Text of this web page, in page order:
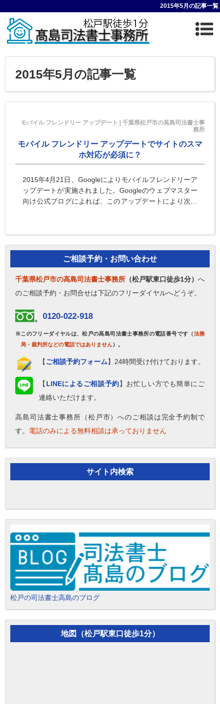
2015年5月の記事一覧
2015年5月の記事一覧
モバイル フレンドリー アップデート | 千葉県松戸市の高島司法書士事
務所
モバイル フレンドリー アップデートでサイトのスマ
ホ対応が必須に？
2015年4月21日、Googleによりモバイルフレンドリーア
ップデートが実施されました。Googleのウェブマスター
向け公式ブログによれば、このアップデートにより次の
ご相談予約・お問い合わせ
千葉県松戸市の高島司法書士事務所 （松戸駅東口徒歩1分） へ
のご相談予約・お問合せは下記のフリーダイヤルへどうぞ。
0120-022-918
※このフリーダイヤルは、松戸の高島司法書士事務所の電話番号です（法務
局・裁判所などの電話ではありません）。
【ご相談予約フォーム】24時間受け付けております。
【 LINEによるご相談予約】お忙しい方でも簡単にご
連絡いただけます。
高島司法書士事務所（松戸市）へのご相談は完全予約制で
す。 電話のみによる無料相談は承っておりません
サイト内検索
松戸の司法書士高島のブログ
地図（松戸駅東口徒歩1分）